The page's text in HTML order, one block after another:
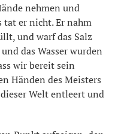
nehmen und
tat er nicht. Er nahm
und warf das Salz
das Wasser wurden
wir bereit sein
Händen des Meisters
Welt entleert und